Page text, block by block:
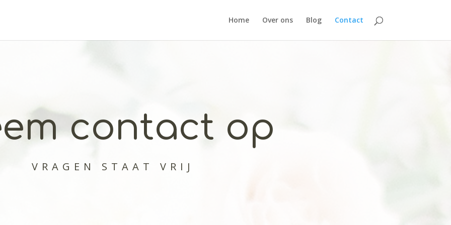
Home Over ons Blog Contact
contact op
VRAGEN STAAT VRIJ